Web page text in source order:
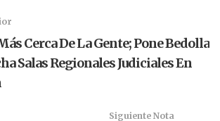
Cerca De La Gente; Pone Bedolla
Salas Regionales Judiciales En
Siguiente Nota